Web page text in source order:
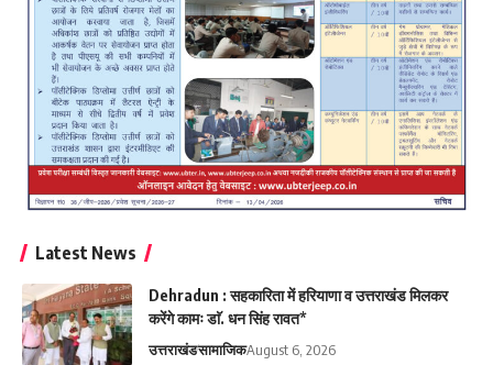
Latest News
Dehradun : सहकारिता में हरियाणा व उत्तराखंड मिलकर
करेंगे कामः डाॅ. धन सिंह रावत*
उत्तराखंडसामाजिकAugust 6, 2026